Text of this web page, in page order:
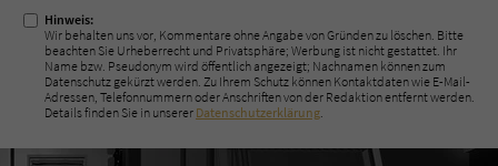
Hinweis:
Wir behalten uns vor, Kommentare ohne Angabe von Gründen zu löschen. Bitte
beachten Sie Urheberrecht und Privatsphäre; Werbung ist nicht gestattet. Ihr
Name bzw. Pseudonym wird öffentlich angezeigt; Nachnamen können zum
Datenschutz gekürzt werden. Zu Ihrem Schutz können Kontaktdaten wie E-Mail-
Adressen, Telefonnummern oder Anschriften von der Redaktion entfernt werden.
Details finden Sie in unserer Datenschutzerklärung